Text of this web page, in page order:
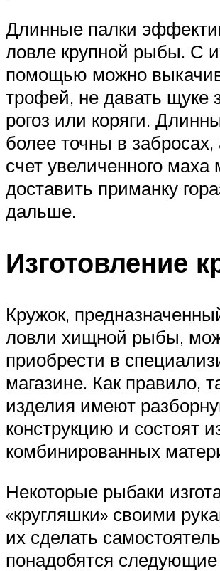
Длинные палки
ловле крупной рыбы. С
помощью можно
трофей, не давать щуке
рогоз или коряги.
более точны в забросах,
счет увеличенного маха
доставить приманку
дальше.
Изготовление
Кружок,
ловли хищной рыбы,
приобрести в
магазине. Как правило,
изделия имеют
конструкцию и состоят
комбинированных
Некоторые рыбаки
«кругляшки» своими
их сделать
понадобятся следующие